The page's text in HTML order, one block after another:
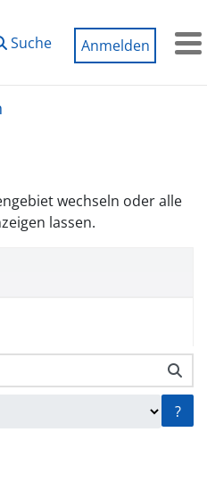
Suche
Anmelden
wechseln oder alle
lassen.
?